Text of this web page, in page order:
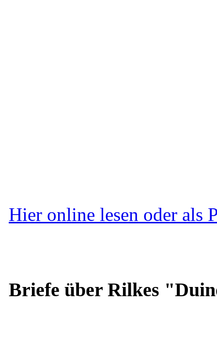
Hier online lesen oder als
Briefe über Rilkes